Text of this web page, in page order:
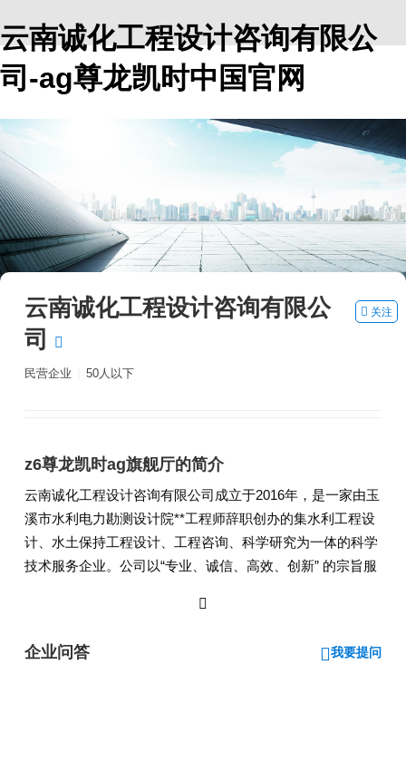
云南诚化工程设计咨询有限公
司-ag尊龙凯时中国官网
关注
云南诚化工程设计咨询有限公
司
民营企业 50人以下
z6尊龙凯时ag旗舰厅的简介
云南诚化工程设计咨询有限公司成立于2016年，是一家由玉
溪市水利电力勘测设计院**工程师辞职创办的集水利工程设
计、水土保持工程设计、工程咨询、科学研究为一体的科学
技术服务企业。公司以“专业、诚信、高效、创新” 的宗旨服
省各州（市）、县（区），服务行业涉及房地产项目、公路
山、风电场、水电站等。
企业问答 我要提问